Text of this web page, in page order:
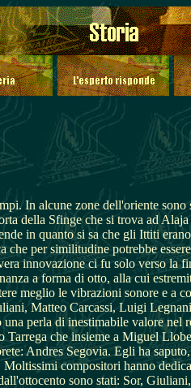
In alcune zone dell'oriente
della Sfinge che si trova ad
in quanto si sa che gli Ittiti
per similitudine potrebbe
innovazione ci fu solo verso
a forma di otto, alla cui
meglio le vibrazioni sonore e
Matteo Carcassi, Luigi
una perla di inestimabile valore
che insieme a Miguel
Andres Segovia. Egli ha
compositori hanno
sono stati: Sor,